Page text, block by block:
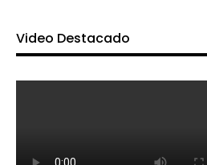
Video Destacado